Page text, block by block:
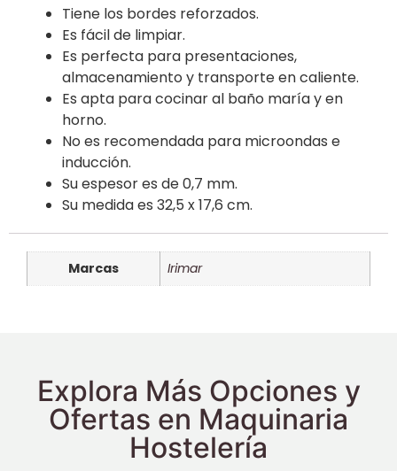
Tiene los bordes reforzados.
Es fácil de limpiar.
Es perfecta para presentaciones,
almacenamiento y transporte en caliente.
Es apta para cocinar al baño maría y en
horno.
No es recomendada para microondas e
inducción.
Su espesor es de 0,7 mm.
Su medida es 32,5 x 17,6 cm.
Marcas Irimar
Explora Más Opciones y
Ofertas en Maquinaria
Hostelería